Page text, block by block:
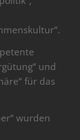
und
für das
wurden